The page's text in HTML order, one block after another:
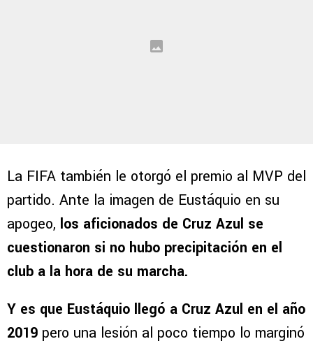
La FIFA también le otorgó el premio al MVP del
partido. Ante la imagen de Eustáquio en su
apogeo, los aficionados de Cruz Azul se
cuestionaron si no hubo precipitación en el
club a la hora de su marcha.
Y es que Eustáquio llegó a Cruz Azul en el año
2019 pero una lesión al poco tiempo lo marginó